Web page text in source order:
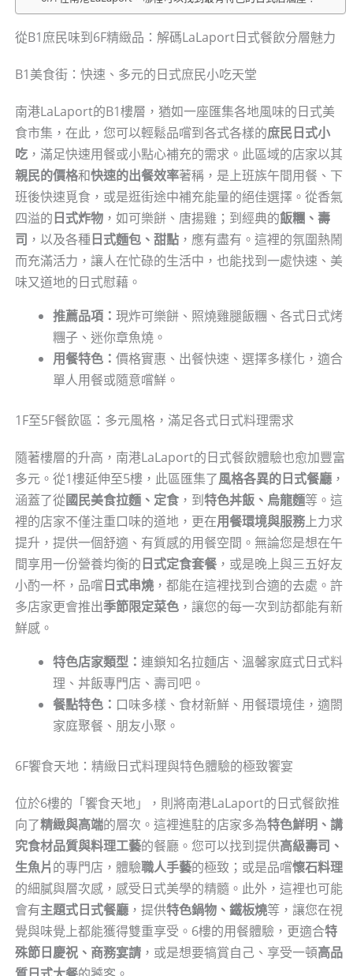
從B1庶民味到6F精緻品：解碼LaLaport日式餐飲分層魅力
B1美食街：快速、多元的日式庶民小吃天堂
南港LaLaport的B1樓層，猶如一座匯集各地風味的日式美
食市集，在此，您可以輕鬆品嚐到各式各樣的庶民日式小
吃，滿足快速用餐或小點心補充的需求。此區域的店家以其
親民的價格和快速的出餐效率著稱，是上班族午間用餐、下
班後快速覓食，或是逛街途中補充能量的絕佳選擇。從香氣
四溢的日式炸物，如可樂餅、唐揚雞；到經典的飯糰、壽
司 ，以及各種日式麵包、甜點，應有盡有。這裡的氛圍熱鬧
而充滿活力，讓人在忙碌的生活中，也能找到一處快速、美
味又道地的日式慰藉。
推薦品項： 現炸可樂餅、照燒雞腿飯糰、各式日式烤
糰子、迷你章魚燒。
用餐特色： 價格實惠、出餐快速、選擇多樣化，適合
單人用餐或隨意嚐鮮。
1F至5F餐飲區：多元風格，滿足各式日式料理需求
隨著樓層的升高，南港LaLaport的日式餐飲體驗也愈加豐富
多元。從1樓延伸至5樓，此區匯集了風格各異的日式餐廳，
涵蓋了從國民美食拉麵、定食，到特色丼飯、烏龍麵等。這
裡的店家不僅注重口味的道地，更在用餐環境與服務上力求
提升，提供一個舒適、有質感的用餐空間。無論您是想在午
間享用一份營養均衡的日式定食套餐，或是晚上與三五好友
小酌一杯，品嚐日式串燒，都能在這裡找到合適的去處。許
多店家更會推出季節限定菜色，讓您的每一次到訪都能有新
鮮感。
特色店家類型： 連鎖知名拉麵店、溫馨家庭式日式料
理、丼飯專門店、壽司吧。
餐點特色： 口味多樣、食材新鮮、用餐環境佳，適閤
家庭聚餐、朋友小聚。
6F饗食天地：精緻日式料理與特色體驗的極致饗宴
位於6樓的「饗食天地」，則將南港LaLaport的日式餐飲推
向了精緻與高端的層次。這裡進駐的店家多為特色鮮明、講
究食材品質與料理工藝的餐廳。您可以找到提供高級壽司、
生魚片的專門店，體驗職人手藝的極致；或是品嚐懷石料理
的細膩與層次感，感受日式美學的精髓。此外，這裡也可能
會有主題式日式餐廳，提供特色鍋物、鐵板燒等，讓您在視
覺與味覺上都能獲得雙重享受。6樓的用餐體驗，更適合特
殊節日慶祝、商務宴請，或是想要犒賞自己、享受一頓高品